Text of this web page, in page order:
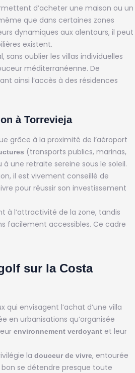
d’acheter une maison ou un
que dans certaines zones
dynamiques aux alentours, il peut
existent.
oublier les villas individuelles
méditerranéenne. De
ainsi l’accès à des résidences
à Torrevieja
grâce à la proximité de l’aéroport
(transports publics, marinas,
une retraite sereine sous le soleil.
il est vivement conseillé de
pour réussir son investissement
à l’attractivité de la zone, tandis
facilement accessibles. Ce cadre
sur la Costa
qui envisagent l’achat d’une villa
en urbanisations qu’organisée
environnement verdoyant et leur
la douceur de vivre, entourée
se détendre presque toute